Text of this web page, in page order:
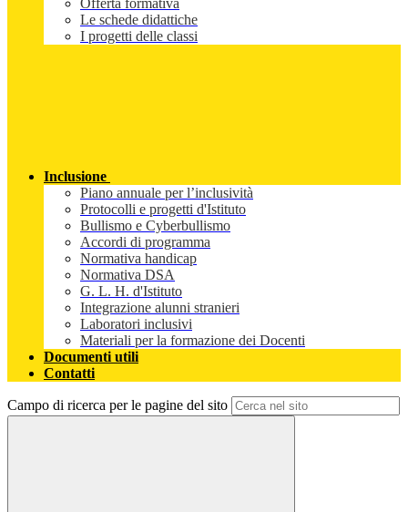
Offerta formativa
Le schede didattiche
I progetti delle classi
Inclusione
Piano annuale per l’inclusività
Protocolli e progetti d'Istituto
Bullismo e Cyberbullismo
Accordi di programma
Normativa handicap
Normativa DSA
G. L. H. d'Istituto
Integrazione alunni stranieri
Laboratori inclusivi
Materiali per la formazione dei Docenti
Documenti utili
Contatti
Campo di ricerca per le pagine del sito